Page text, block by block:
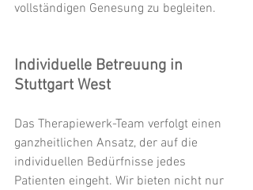
vollständigen Genesung zu begleiten.
Individuelle Betreuung in
Stuttgart West
Das Therapiewerk-Team verfolgt einen
ganzheitlichen Ansatz, der auf die
individuellen Bedürfnisse jedes
Patienten eingeht. Wir bieten nicht nur